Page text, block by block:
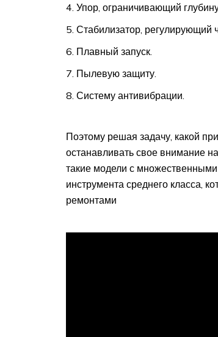
Упор, ограничивающий
Стабилизатор, регулирующий
Плавный запуск.
Пылевую защиту.
Систему антивибрации.
Поэтому решая задачу, какой
останавливать свое внимание
такие модели с
инструмента среднего класса,
ремонтами